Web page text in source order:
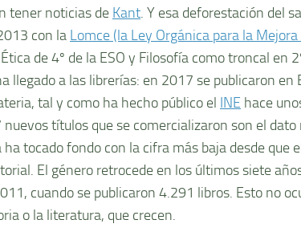
tener noticias de Kant. Y esa deforestación del
con la Lomce (la Ley Orgánica para la Mejora
de 4º de la ESO y Filosofía como troncal en
llegado a las librerías: en 2017 se publicaron en
tal y como ha hecho público el INE hace
títulos que se comercializaron son el dato
tocado fondo con la cifra más baja desde que
El género retrocede en los últimos siete
cuando se publicaron 4.291 libros. Esto no
o la literatura, que crecen.